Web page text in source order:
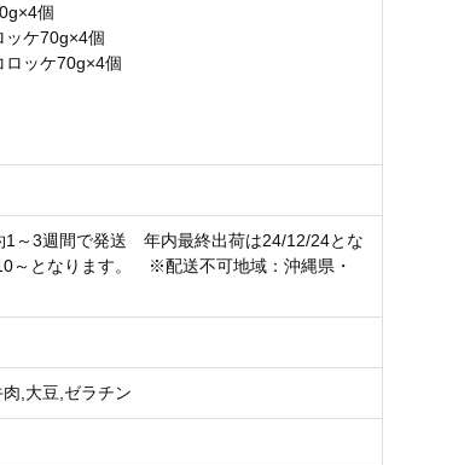
個
ッケ70g×4個
ロッケ70g×4個
1～3週間で発送 年内最終出荷は24/12/24とな
～となります。 ※配送不可地域：沖縄県・
,大豆,ゼラチン